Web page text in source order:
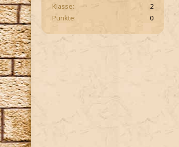
Klasse
2
Punkte
0